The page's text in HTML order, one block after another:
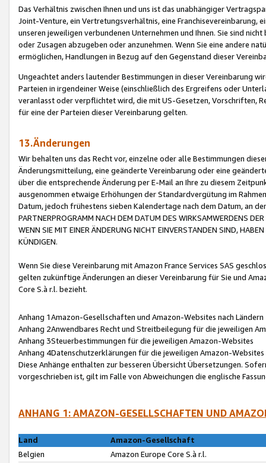
Das Verhältnis zwischen Ihnen und uns ist das unabhängiger
Joint-Venture, ein Vertretungsverhältnis, eine Franchisevereinbarung,
unseren jeweiligen verbundenen Unternehmen und Ihnen. Sie sind
oder Zusagen abzugeben oder anzunehmen. Wenn Sie eine andere
ermöglichen, Handlungen in Bezug auf den Gegenstand dieser
Ungeachtet anders lautender Bestimmungen in dieser Vereinbarung
Parteien in irgendeiner Weise (einschließlich des Ergreifens oder
veranlasst oder verpflichtet wird, die mit US-Gesetzen, Vorschriften,
für eine der Parteien dieser Vereinbarung gelten.
13.Änderungen
Wir behalten uns das Recht vor, einzelne oder alle Bestimmungen
Änderungsmitteilung, eine geänderte Vereinbarung oder eine
über die entsprechende Änderung per E-Mail an Ihre zu diesem
ausgenommen etwaige Erhöhungen der Standardvergütung im
Datum, jedoch frühestens sieben Kalendertage nach dem Datum, an
PARTNERPROGRAMM NACH DEM DATUM DES WIRKSAMWERDENS
WENN SIE MIT EINER ÄNDERUNG NICHT EINVERSTANDEN SIND,
KÜNDIGEN.
Wenn Sie diese Vereinbarung mit Amazon France Services SAS
gelten zukünftige Änderungen an dieser Vereinbarung für Sie und
Core S.à r.l. bezieht.
Anhang 1Amazon-Gesellschaften und Amazon-Websites nach Ländern
Anhang 2Anwendbares Recht und Streitbeilegung für die jeweiligen
Anhang 3Steuerbestimmungen für die jeweiligen Amazon-Websites
Anhang 4Datenschutzerklärungen für die jeweiligen Amazon-Websites
Diese Anhänge enthalten zur besseren Übersicht Übersetzungen.
vorgeschrieben ist, gilt im Falle von Abweichungen die englische
ANHANG 1: AMAZON-GESELLSCHAFTEN UND
Land
Amazon-Gesellschaft
Belgien
Amazon Europe Core S.à r.l.